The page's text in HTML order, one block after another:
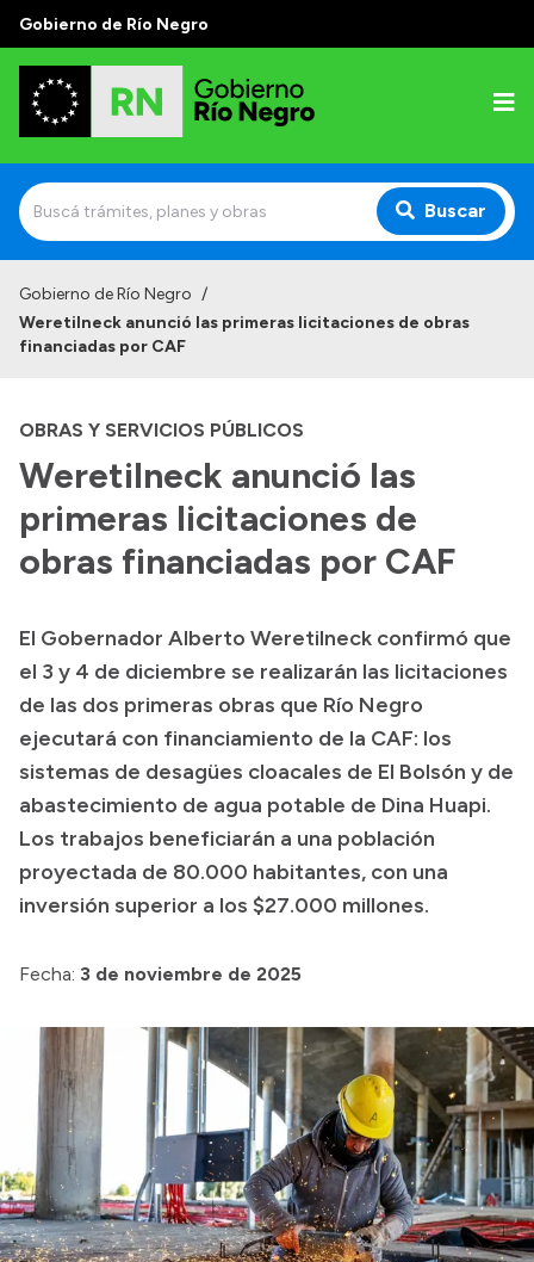
Gobierno de Río Negro
Buscar
Autoridades
Autoridades y Organismos
Discursos en la Legislatura
Casa de Gobierno
Acerca de Río Negro
Geografía
Invertí en Río Negro
Transparencia
Presupuesto
Boletín Oficial
Consulta de expedientes
Convocatorias
Intranet
Login
Gobierno de Río Negro /
Weretilneck anunció las primeras licitaciones de obras
financiadas por CAF
OBRAS Y SERVICIOS PÚBLICOS
Weretilneck anunció las
primeras licitaciones de
obras financiadas por CAF
El Gobernador Alberto Weretilneck confirmó que
el 3 y 4 de diciembre se realizarán las licitaciones
de las dos primeras obras que Río Negro
ejecutará con financiamiento de la CAF: los
sistemas de desagües cloacales de El Bolsón y de
abastecimiento de agua potable de Dina Huapi.
Los trabajos beneficiarán a una población
proyectada de 80.000 habitantes, con una
inversión superior a los $27.000 millones.
Fecha: 3 de noviembre de 2025